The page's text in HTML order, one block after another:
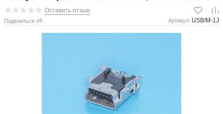
Оставить отзыв
Поделиться Артикул: USB/M-1J